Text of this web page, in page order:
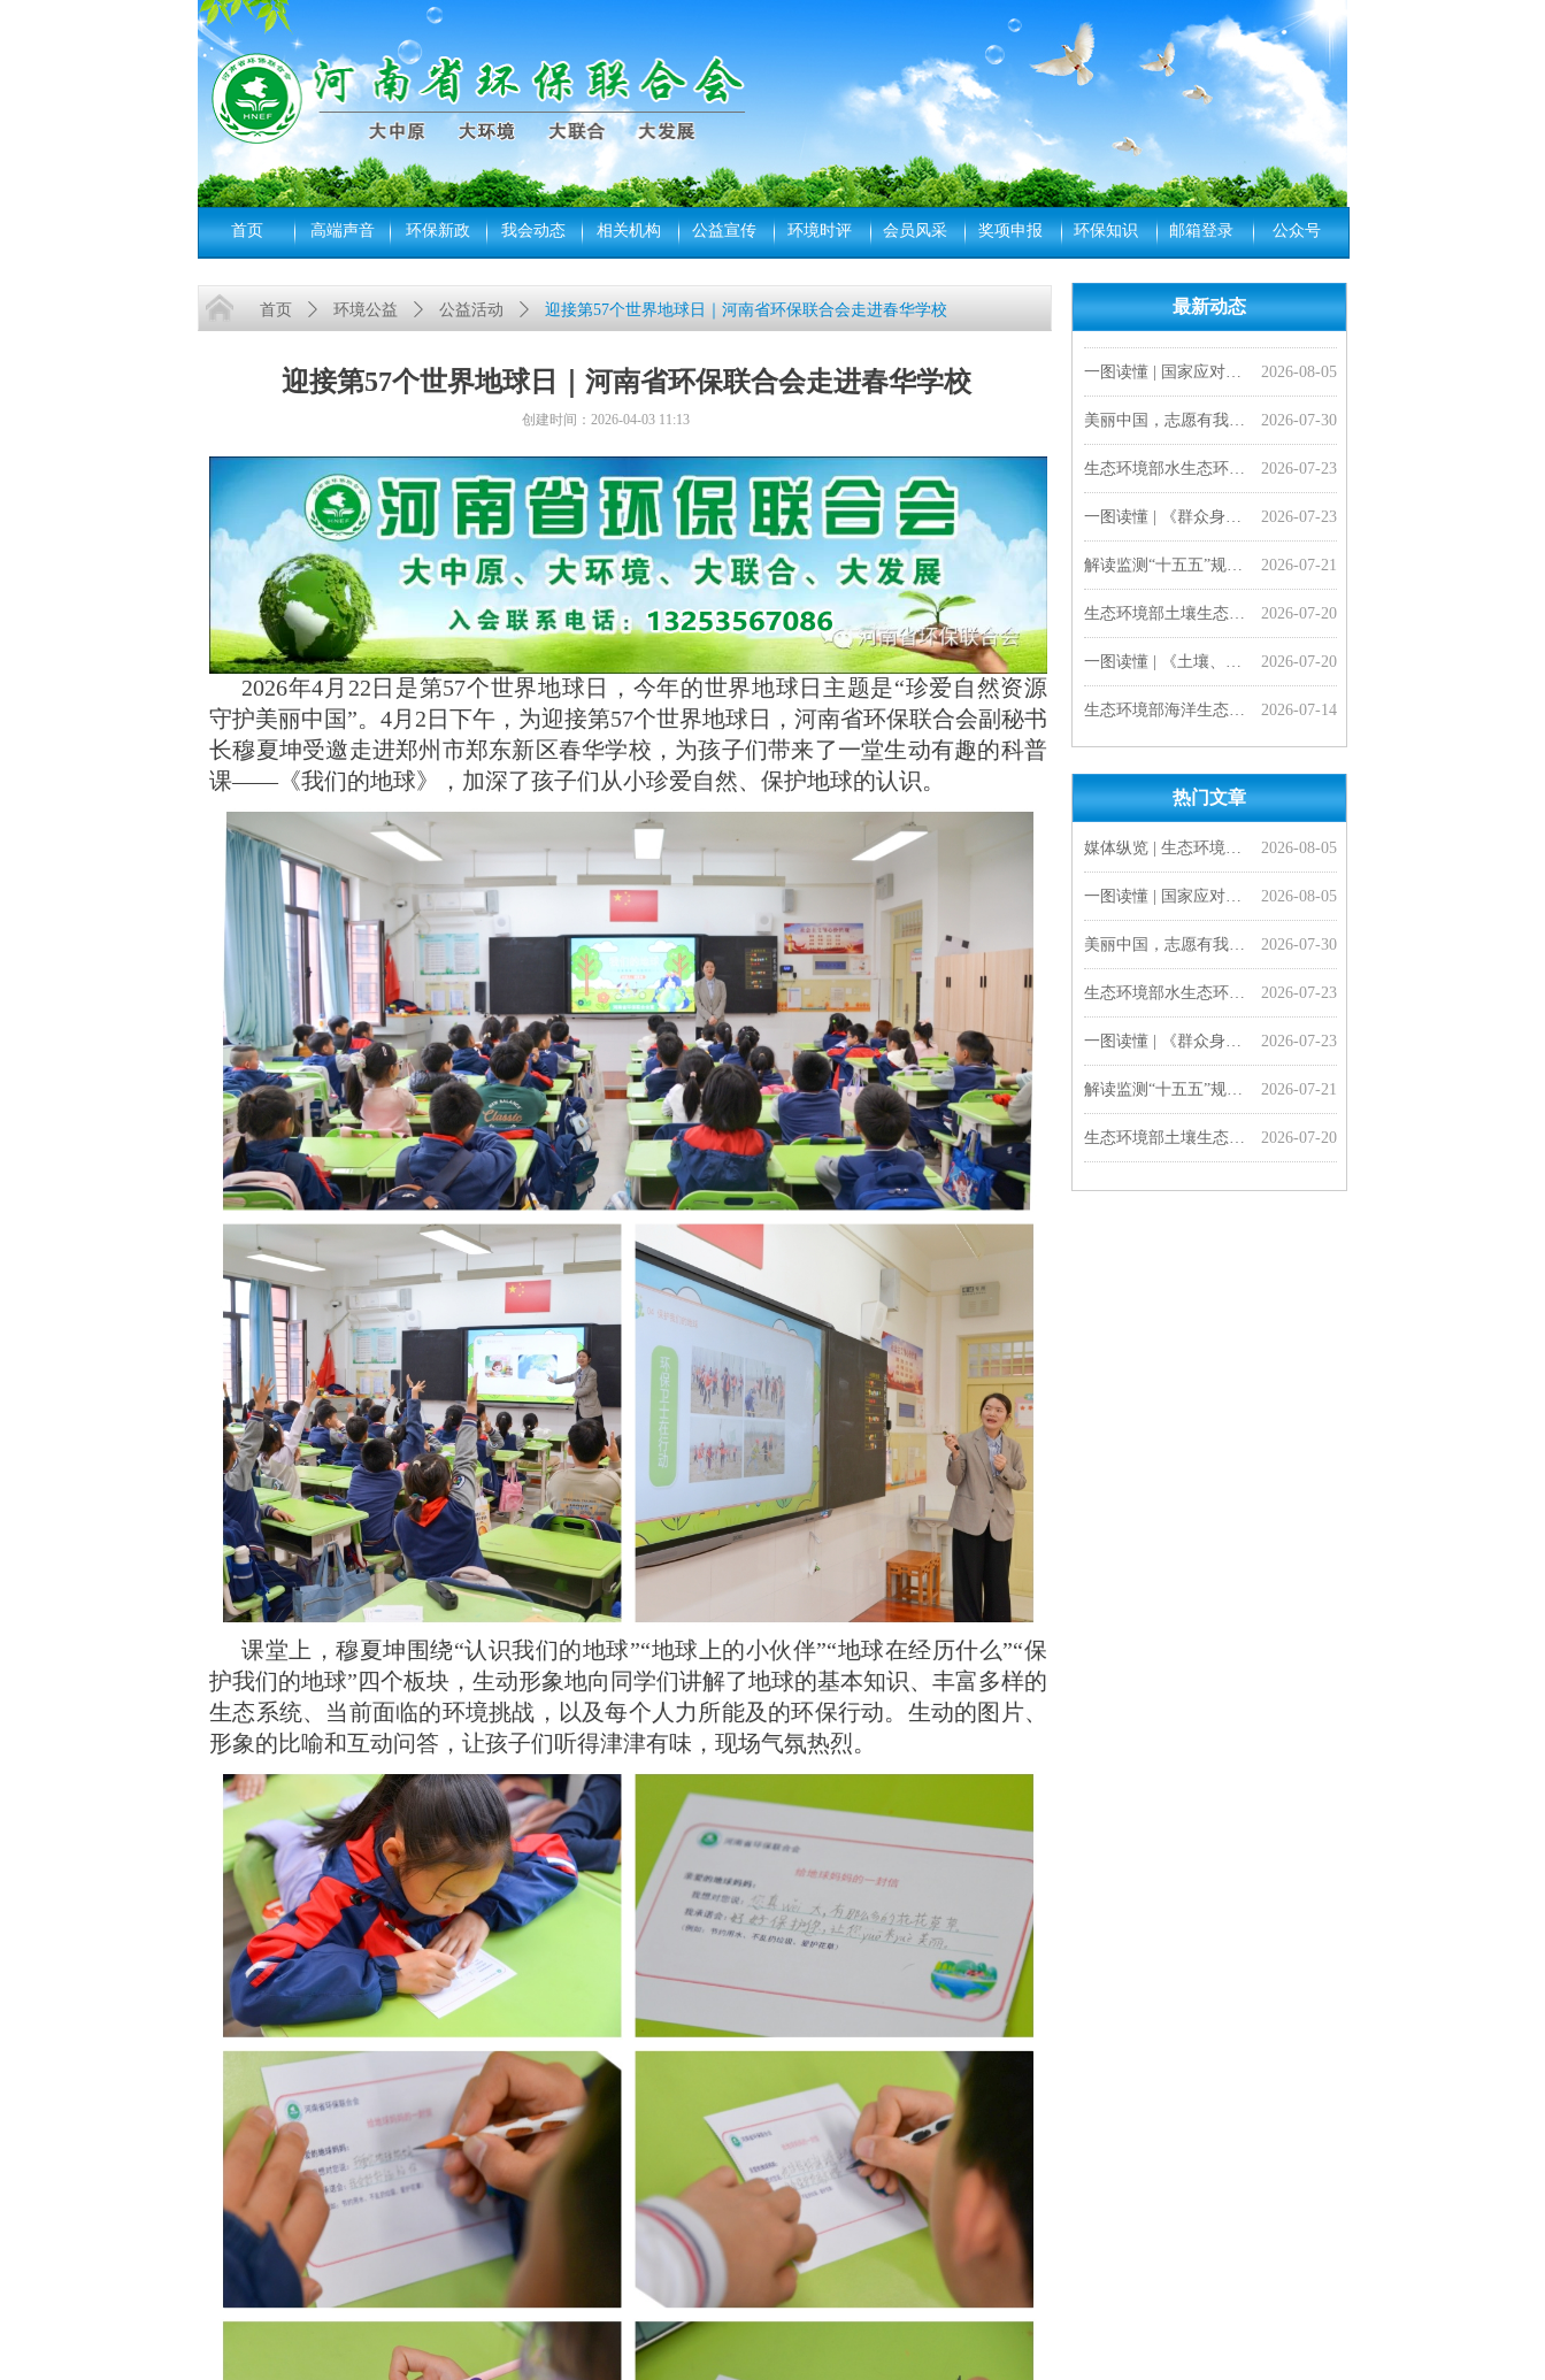
首页 高端声音 环保新政 我会动态 相关机构 公益宣传 环境时评 会员风采 奖项申报 环保知识 邮箱登录 公众号
迎接第57个世界地球日｜河南省环保联合会走进春华学校
2026年4月22日是第57个世界地球日，今年的世界地球日主题是“珍爱自然资源
守护美丽中国”。4月2日下午，为迎接第57个世界地球日，河南省环保联合会副秘书
长穆夏坤受邀走进郑州市郑东新区春华学校，为孩子们带来了一堂生动有趣的科普
课——《我们的地球》，加深了孩子们从小珍爱自然、保护地球的认识。
课堂上，穆夏坤围绕“认识我们的地球”“地球上的小伙伴”“地球在经历什么”“保
护我们的地球”四个板块，生动形象地向同学们讲解了地球的基本知识、丰富多样的
生态系统、当前面临的环境挑战，以及每个人力所能及的环保行动。生动的图片、
形象的比喻和互动问答，让孩子们听得津津有味，现场气氛热烈。
首页 ꄲ 环境公益 ꄲ 公益活动 ꄲ 迎接第57个世界地球日｜河南省环保联合会走进春华学校
创建时间： 2026-04-03 11:13
2026-08-05
媒体纵览 | 生态环境部扎实做好生态环境法典实施准备工作
2026-07-14
一图读懂 | 《海湾清洁指数评价技术方法（试行）》
2026-07-13
生态环境部水生态环境司有关负责人就《医疗机构水污染物排放标准》（GB 18466-2005）修改单答记者问 2026-07-13
一图读懂 |《医疗机构水污染物排放标准》（GB 18466-2005）修改单 2026-07-09
会员风采| 打造服务国家战略新高地 河南大学成立地理工程学科交叉中心 2026-07-09
专家解读 | 深刻把握美丽中国建设面临的形势与任务 2026-07-08
“十五五”，美丽中国将有这些新变化 2026-07-07
生态环境部水生态环境司有关负责人就《工业园区污水集中处理设施水污染物排放标准制订技术导则》（HJ 945.4—2026）答记者问 2026-07-07
一图读懂 |《工业园区污水集中处理设施水污染物排放标准制订技术导则》（HJ 945.4—2026） 2026-07-07
生态环境部发布《工业园区污水集中处理设施水污染物排放标准制订技术导则》（HJ 945.4—2026） 2026-07-06
一图读懂 | 《美丽中国建设 “十五五”规划》 2026-07-06
生态环境部负责同志就《美丽中国建设 “十五五”规划》答记者问
最新动态
2026-08-05
媒体纵览 | 生态环境部扎实做好生态环境法典实施准备工作
2026-08-05
一图读懂 | 国家应对气候变化“十五五”规划
2026-07-30
美丽中国，志愿有我——“科创启智少年行” 志愿服务活动顺利开展
2026-07-23
生态环境部水生态环境司有关负责同志就《群众身边水体保护治理行动方案》答记者问
2026-07-23
一图读懂 | 《群众身边水体保护治理行动方案》
2026-07-21
解读监测“十五五”规划 | 准确把握生态环境监测“十五五”规划的主要任务
2026-07-20
生态环境部土壤生态环境司负责同志就《土壤、地下水和农业农村生态环境保护“十五五”规划》有关问题答记者问
2026-07-20
一图读懂 | 《土壤、地下水和农业农村生态环境保护“十五五”规划》
生态环境部海洋生态环境司有关负责人就《海湾清洁指数评价技术方法（试行）》答记者问
一图读懂 | 《海湾清洁指数评价技术方法（试行）》
生态环境部水生态环境司有关负责人就《医疗机构水污染物排放标准》（GB 18466-2005）修改单答记者问
一图读懂 |《医疗机构水污染物排放标准》（GB 18466-2005）修改单
会员风采| 打造服务国家战略新高地 河南大学成立地理工程学科交叉中心
专家解读 | 深刻把握美丽中国建设面临的形势与任务
“十五五”，美丽中国将有这些新变化
生态环境部水生态环境司有关负责人就《工业园区污水集中处理设施水污染物排放标准制订技术导则》（HJ 945.4—2026）答记者问
一图读懂 |《工业园区污水集中处理设施水污染物排放标准制订技术导则》（HJ 945.4—2026）生态环境部发布《工业园区污水集中处理设施水污染物排放标准制订技术导则》（HJ 945.4—2026）
一图读懂 | 《美丽中国建设 “十五五”规划》
生态环境部负责同志就《美丽中国建设 “十五五”规划》答记者问
热门文章